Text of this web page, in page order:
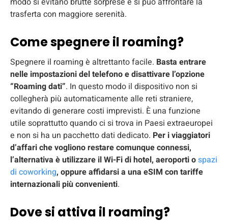
trasferta con maggiore serenità.
Come spegnere il roaming?
Spegnere il roaming è altrettanto facile. Basta entrare
nelle impostazioni del telefono e disattivare l’opzione
“Roaming dati”. In questo modo il dispositivo non si
collegherà più automaticamente alle reti straniere,
evitando di generare costi imprevisti. È una funzione
utile soprattutto quando ci si trova in Paesi extraeuropei
e non si ha un pacchetto dati dedicato. Per i viaggiatori
d’affari che vogliono restare comunque connessi,
l’alternativa è utilizzare il Wi-Fi di hotel, aeroporti ospazi
di coworking, oppure affidarsi a una eSIM con tariffe
internazionali più convenienti.
Dove si attiva il roaming?